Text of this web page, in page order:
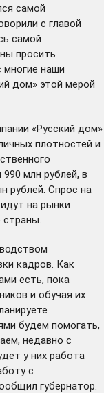
самой
с главой
самой
просить
многие наши
дом» этой мерой
«Русский дом»
плотностей и
млн рублей, в
рублей. Спрос на
на рынки
кадров. Как
есть, пока
и обучая их
будем помогать,
недавно с
у них работа
с
губернатор.